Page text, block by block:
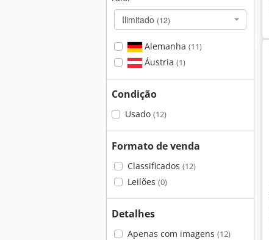
Ilimitado (12)
Alemanha (11)
Áustria (1)
Condição
Usado (12)
Formato de venda
Classificados (12)
Leilões (0)
Detalhes
Apenas com imagens (12)